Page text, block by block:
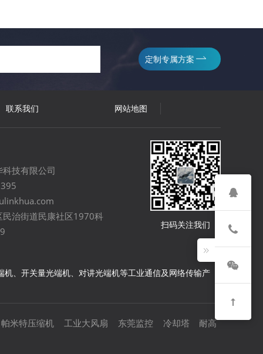
定制专属方案
联系我们 网站地图
技有限公司
治街道民康社区1970科
扫码关注我们
、开关量光端机、对讲光端机等工业通信及网络传输产
帕米特压缩机 工业大风扇 东莞监控 冷却塔 耐高